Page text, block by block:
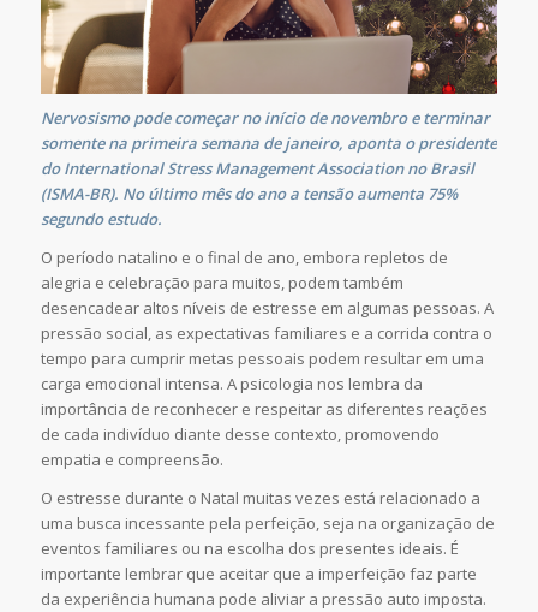
Nervosismo pode começar no início de novembro e terminar
somente na primeira semana de janeiro, aponta o presidente
do International Stress Management Association no Brasil
(ISMA-BR). No último mês do ano a tensão aumenta 75%
segundo estudo.
O período natalino e o final de ano, embora repletos de
alegria e celebração para muitos, podem também
desencadear altos níveis de estresse em algumas pessoas. A
pressão social, as expectativas familiares e a corrida contra o
tempo para cumprir metas pessoais podem resultar em uma
carga emocional intensa. A psicologia nos lembra da
importância de reconhecer e respeitar as diferentes reações
de cada indivíduo diante desse contexto, promovendo
empatia e compreensão.
O estresse durante o Natal muitas vezes está relacionado a
uma busca incessante pela perfeição, seja na organização de
eventos familiares ou na escolha dos presentes ideais. É
importante lembrar que aceitar que a imperfeição faz parte
da experiência humana pode aliviar a pressão auto imposta.